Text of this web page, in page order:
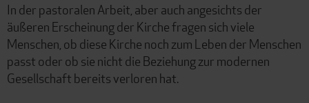
In der pastoralen Arbeit, aber auch angesichts der
äußeren Erscheinung der Kirche fragen sich viele
Menschen, ob diese Kirche noch zum Leben der Menschen
passt oder ob sie nicht die Beziehung zur modernen
Gesellschaft bereits verloren hat.